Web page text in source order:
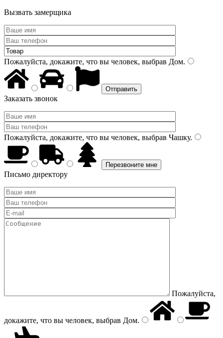
Вызвать замерщика
Пожалуйста, докажите, что вы человек, выбрав Дом.
Заказать звонок
Пожалуйста, докажите, что вы человек, выбрав Чашку.
Письмо директору
Пожалуйста,
докажите, что вы человек, выбрав Дом.